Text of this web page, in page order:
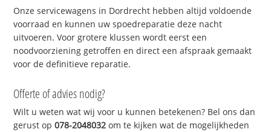
Onze servicewagens in Dordrecht hebben altijd voldoende
voorraad en kunnen uw spoedreparatie deze nacht
uitvoeren. Voor grotere klussen wordt eerst een
noodvoorziening getroffen en direct een afspraak gemaakt
voor de definitieve reparatie.
Offerte of advies nodig?
Wilt u weten wat wij voor u kunnen betekenen? Bel ons dan
gerust op078-2048032 om te kijken wat de mogelijkheden